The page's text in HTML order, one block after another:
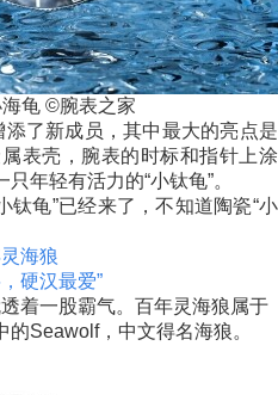
龟 ©腕表之家
了新成员，其中最大的亮点是
表壳，腕表的时标和指针上涂
年轻有活力的“小钛龟”。
龟”已经来了，不知道陶瓷“小
海狼
硬汉最爱”
着一股霸气。百年灵海狼属于
Seawolf，中文得名海狼。